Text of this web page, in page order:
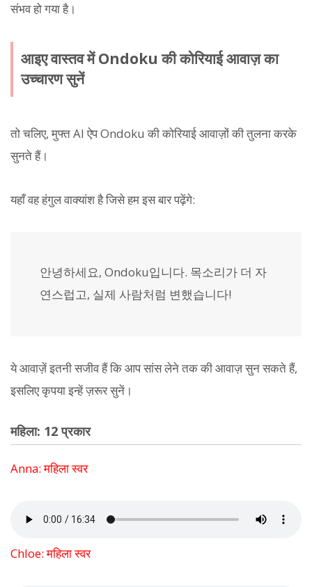
संभव हो गया है।
आइए वास्तव में Ondoku की कोरियाई आवाज़ का
उच्चारण सुनें
तो चलिए, मुफ्त AI ऐप Ondoku की कोरियाई आवाज़ों की तुलना करके
सुनते हैं।
यहाँ वह हंगुल वाक्यांश है जिसे हम इस बार पढ़ेंगे:
안녕하세요, Ondoku입니다. 목소리가 더 자
연스럽고, 실제 사람처럼 변했습니다!
ये आवाज़ें इतनी सजीव हैं कि आप सांस लेने तक की आवाज़ सुन सकते हैं,
इसलिए कृपया इन्हें ज़रूर सुनें।
महिला: 12 प्रकार
Anna: महिला स्वर
Chloe: महिला स्वर